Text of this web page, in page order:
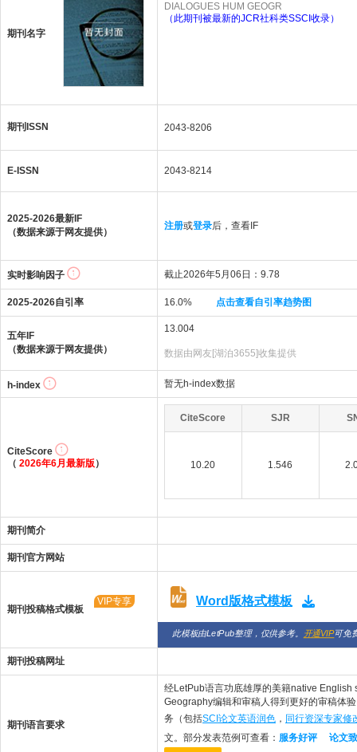
期刊名字
DIALOGUES HUM GEOGR
（此期刊被最新的JCR社科类SSCI收录）
期刊ISSN 2043-8206
E-ISSN 2043-8214
2025-2026最新IF
（数据来源于网友提供）
注册或登录后，查看IF
实时影响因子 截止2026年5月06日：9.78
2025-2026自引率 16.0% 点击查看自引率趋势图
五年IF
（数据来源于网友提供）
13.004
数据由网友[湖泊3655]收集提供
h-index 暂无h-index数据
CiteScore
（ 2026年6月最新版）
CiteScore SJR
10.20 1.546
期刊简介
期刊官方网站
期刊投稿格式模板
VIP专享 Word版格式模板
此模板由LetPub整理，仅供参考。 开通VIP可免
期刊投稿网址
期刊语言要求
经LetPub语言功底雄厚的美籍native
Geography编辑和审稿人得到更好的审稿体
务（包括SCI论文英语润色 ， 同行资深专家修
文。部分发表范例可查看： 服务好评
论文